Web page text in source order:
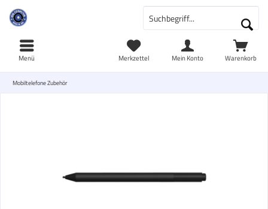
Warenkorb
Merkzettel Mein Konto
Menü
Mobiltelefone Zubehör